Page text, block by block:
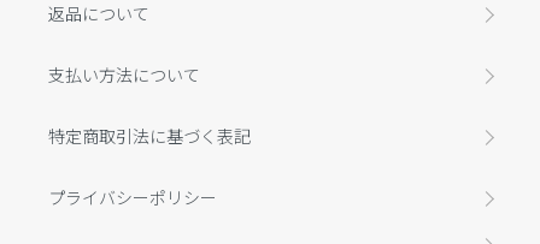
返品について
支払い方法について
特定商取引法に基づく表記
プライバシーポリシー